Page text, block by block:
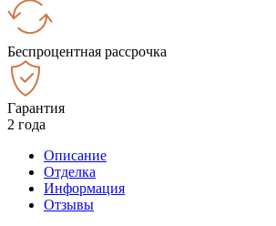
Беспроцентная рассрочка
Гарантия
2 года
Описание
Отделка
Информация
Отзывы